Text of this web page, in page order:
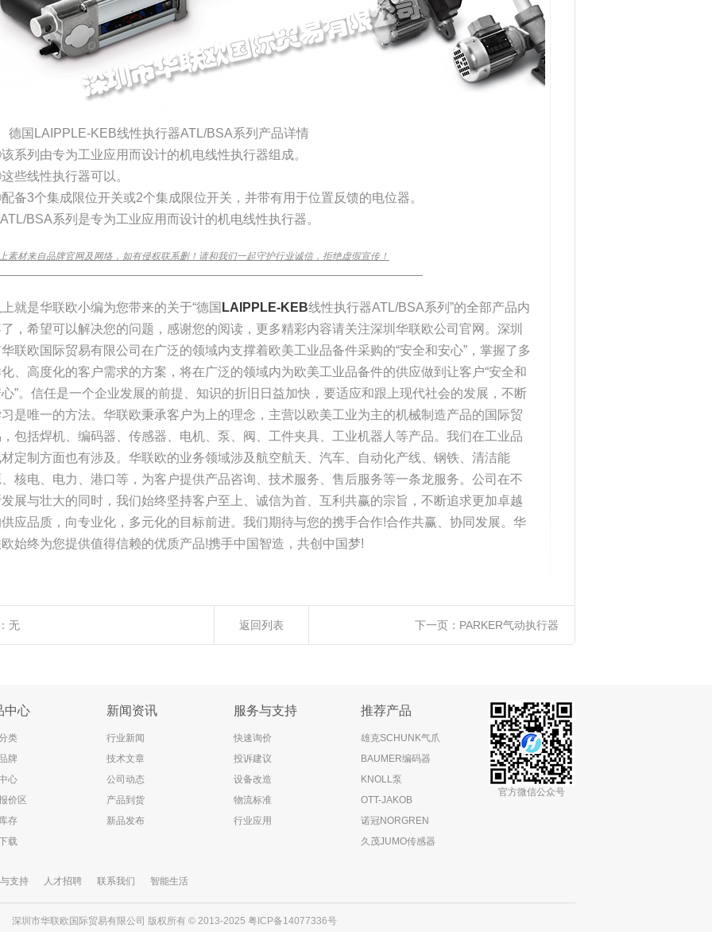
德国LAIPPLE-KEB线性执行器ATL/BSA系列产品详情
系列由专为工业应用而设计的机电线性执行器组成。
些线性执行器可以。
备3个集成限位开关或2个集成限位开关，并带有用于位置反馈的电位器。
BSA系列是专为工业应用而设计的机电线性执行器。
素材来自品牌官网及网络，如有侵权联系删！请和我们一起守护行业诚信，拒绝虚假宣传！
就是华联欧小编为您带来的关于“德国 LAIPPLE-KEB线性执行器ATL/BSA系列”的全部产品内
，希望可以解决您的问题，感谢您的阅读，更多精彩内容请关注深圳华联欧公司官网。深圳
联欧国际贸易有限公司在广泛的领域内支撑着欧美工业品备件采购的“安全和安心”，掌握了多
、高度化的客户需求的方案，将在广泛的领域内为欧美工业品备件的供应做到让客户“安全和
”。信任是一个企业发展的前提、知识的折旧日益加快，要适应和跟上现代社会的发展，不断
是唯一的方法。华联欧秉承客户为上的理念，主营以欧美工业为主的机械制造产品的国际贸
包括焊机、编码器、传感器、电机、泵、阀、工件夹具、工业机器人等产品。我们在工业品
定制方面也有涉及。华联欧的业务领域涉及航空航天、汽车、自动化产线、钢铁、清洁能
核电、电力、港口等，为客户提供产品咨询、技术服务、售后服务等一条龙服务。公司在不
展与壮大的同时，我们始终坚持客户至上、诚信为首、互利共赢的宗旨，不断追求更加卓越
应品质，向专业化，多元化的目标前进。我们期待与您的携手合作!合作共赢、协同发展。华
始终为您提供值得信赖的优质产品!携手中国智造，共创中国梦!
无 返回列表 下一页： PARKER气动执行器
中心
类
牌
心
价区
存
载
新闻资讯
行业新闻
技术文章
公司动态
产品到货
新品发布
服务与支持
快速询价
投诉建议
设备改造
物流标准
行业应用
推荐产品
雄克SCHUNK气爪
BAUMER编码器
KNOLL泵
OTT-JAKOB
诺冠NORGREN
久茂JUMO传感器
官方微信公众号
支持 人才招聘 联系我们 智能生活
深圳市华联欧国际贸易有限公司 版权所有 © 2013-2025 粤ICP备14077336号